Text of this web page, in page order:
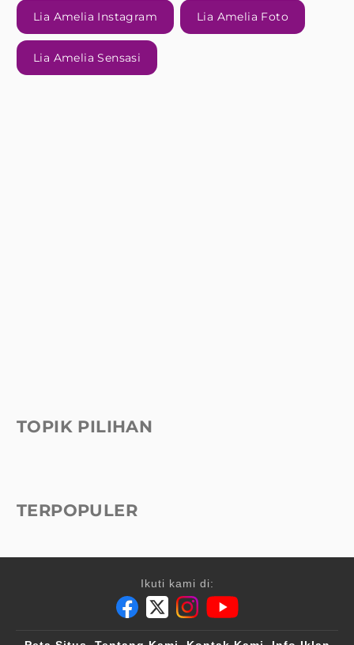
Lia Amelia Instagram Lia Amelia Foto
Lia Amelia Sensasi
TOPIK PILIHAN
TERPOPULER
Ikuti kami di: